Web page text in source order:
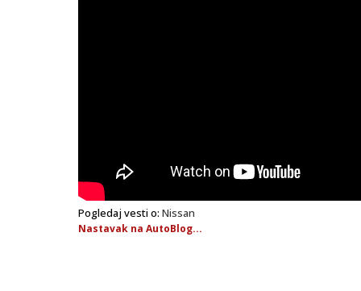
Pogledaj vesti o: Nissan
Nastavak na AutoBlog...